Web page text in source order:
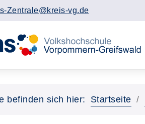
Zentrale@kreis-vg.de
befinden sich hier: Startseite